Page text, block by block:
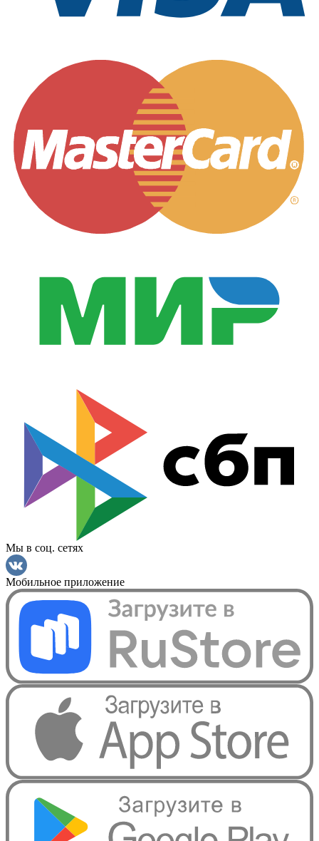
Мы в соц. сетях
Мобильное приложение